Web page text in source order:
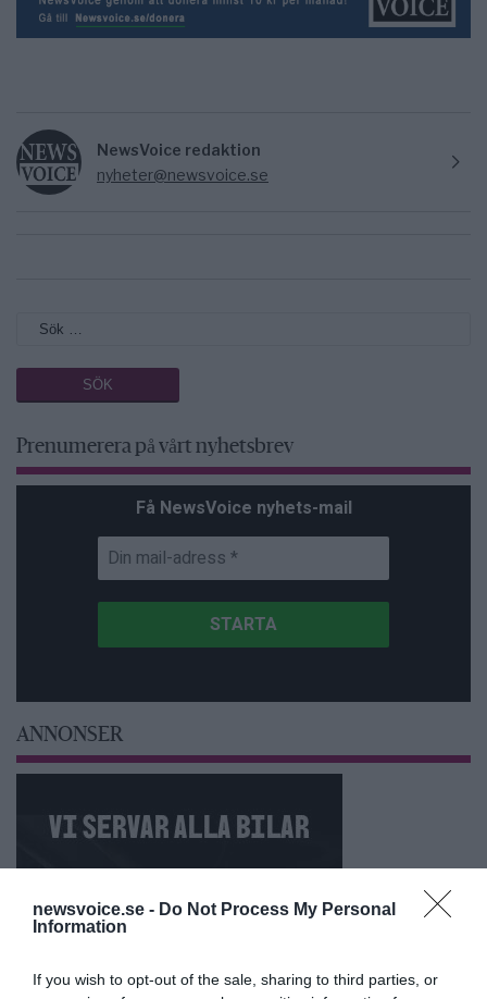
newsvoice.se - Do Not Process My Personal
Information
If you wish to opt-out of the sale, sharing to third parties, or
NewsVoice redaktion
nyheter@newsvoice.se
Prenumerera på vårt nyhetsbrev
Få NewsVoice nyhets-mail
ANNONSER